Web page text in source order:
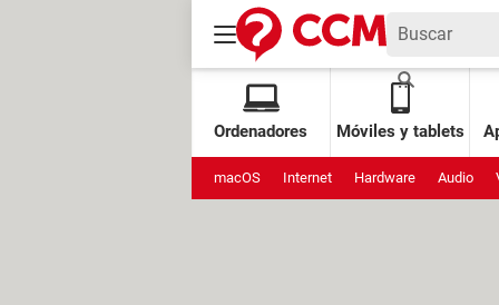
Ordenadores Móviles y tablets
macOS Internet Hardware Audio